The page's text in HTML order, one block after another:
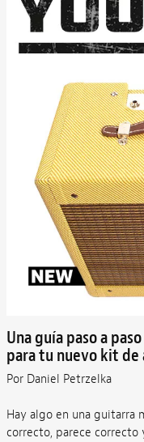
Una guía paso a
para tu nuevo kit
Por Daniel Petrzelka
Hay algo en una guitarra
correcto, parece correcto